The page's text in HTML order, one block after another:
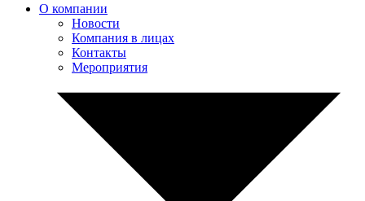
О компании
Новости
Компания в лицах
Контакты
Мероприятия